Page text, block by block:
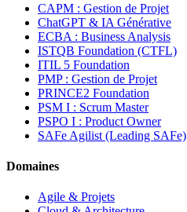
CAPM : Gestion de Projet
ChatGPT & IA Générative
ECBA : Business Analysis
ISTQB Foundation (CTFL)
ITIL 5 Foundation
PMP : Gestion de Projet
PRINCE2 Foundation
PSM I : Scrum Master
PSPO I : Product Owner
SAFe Agilist (Leading SAFe)
Domaines
Agile & Projets